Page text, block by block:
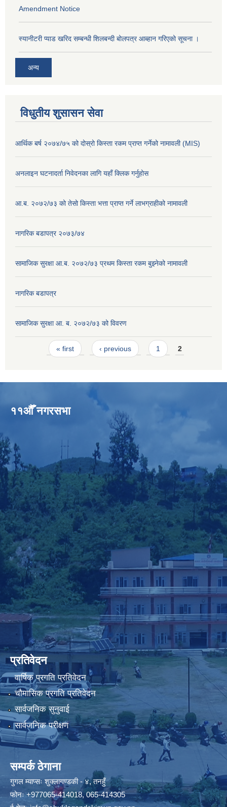
Amendment Notice
स्यानीटरी प्याड खरिद सम्बन्धी शिलबन्दी बोलपत्र आब्हान गरिएको सूचना ।
अन्य
विधुतीय शुसासन सेवा
आर्थिक बर्ष २०७४/७५ को दोस्रो किस्ता रकम प्राप्त गर्नेको नामावली (MIS)
अनलाइन घटनादर्ता निवेदनका लागि यहाँ क्लिक गर्नुहोस
आ.ब. २०७२/७३ को तेसो किस्ता भत्ता प्राप्त गर्ने लाभग्राहीको नामावली
नागरिक बडापत्र २०७३/७४
सामाजिक सुरक्षा आ.ब. २०७२/७३ प्रथम किस्ता रकम बुझ्नेको नामावली
नागरिक बडापत्र
सामाजिक सुरक्षा आ. ब. २०७२/७३ को विवरण
Pages« first ‹ previous 1 2
११औँ नगरसभा
प्रतिवेदन
वार्षिक प्रगति प्रतिवेदन
चौमासिक प्रगति प्रतिवेदन
सार्वजनिक सुनुवाई
सार्वजनिक परीक्षण
सम्पर्क ठेगाना
गुगल म्याप्सःशुक्लागण्डकी - ४, तनहुँ
फोनः+977065-414018,065-414305